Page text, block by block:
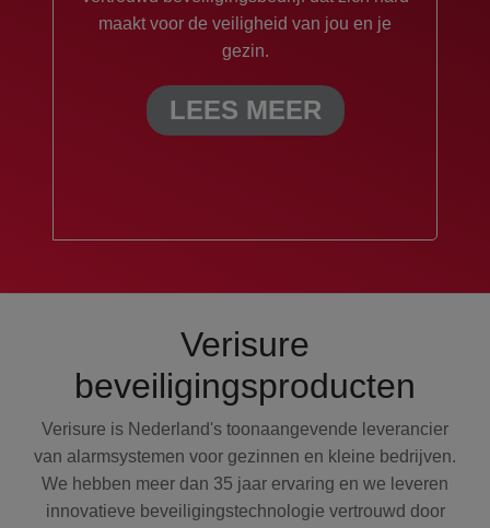
maakt voor de veiligheid van jou en je
gezin.
LEES MEER
Verisure
beveiligingsproducten
Verisure is Nederland's toonaangevende leverancier
van alarmsystemen voor gezinnen en kleine bedrijven.
We hebben meer dan 35 jaar ervaring en we leveren
innovatieve beveiligingstechnologie vertrouwd door